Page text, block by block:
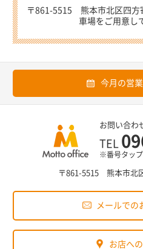
〒861-5515 熊本市北区四方
車場をご用意し
今月の営
お問い合わ
TEL
※番号タップ
〒861-5515 熊本市北
メールでの
お店へ